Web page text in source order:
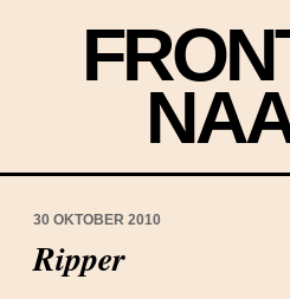
30 OKTOBER 2010
Ripper